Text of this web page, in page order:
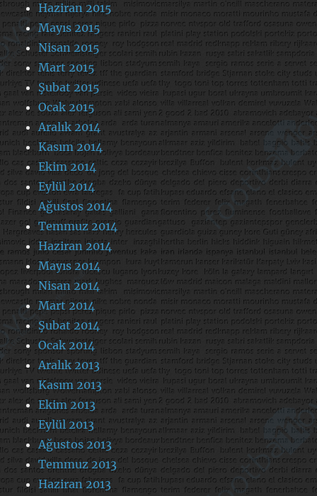
Haziran 2015
Mayıs 2015
Nisan 2015
Mart 2015
Şubat 2015
Ocak 2015
Aralık 2014
Kasım 2014
Ekim 2014
Eylül 2014
Ağustos 2014
Temmuz 2014
Haziran 2014
Mayıs 2014
Nisan 2014
Mart 2014
Şubat 2014
Ocak 2014
Aralık 2013
Kasım 2013
Ekim 2013
Eylül 2013
Ağustos 2013
Temmuz 2013
Haziran 2013